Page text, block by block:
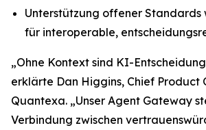
Unterstützung offener Standards
für interoperable,
„Ohne Kontext sind KI-
erklärte Dan Higgins, Chief Product
Quantexa. „Unser Agent Gateway
Verbindung zwischen